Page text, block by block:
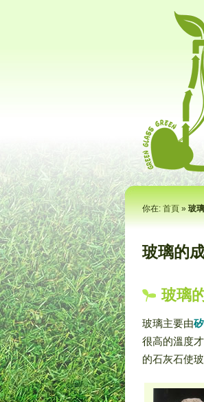
你在: 首頁 » 玻
玻璃的
玻璃
玻璃主要由
很高的溫度
的石灰石使